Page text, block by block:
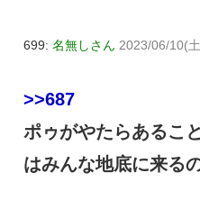
699: 名無しさん 2023/06/10(
>>687
ポゥがやたらあるこ
はみんな地底に来る